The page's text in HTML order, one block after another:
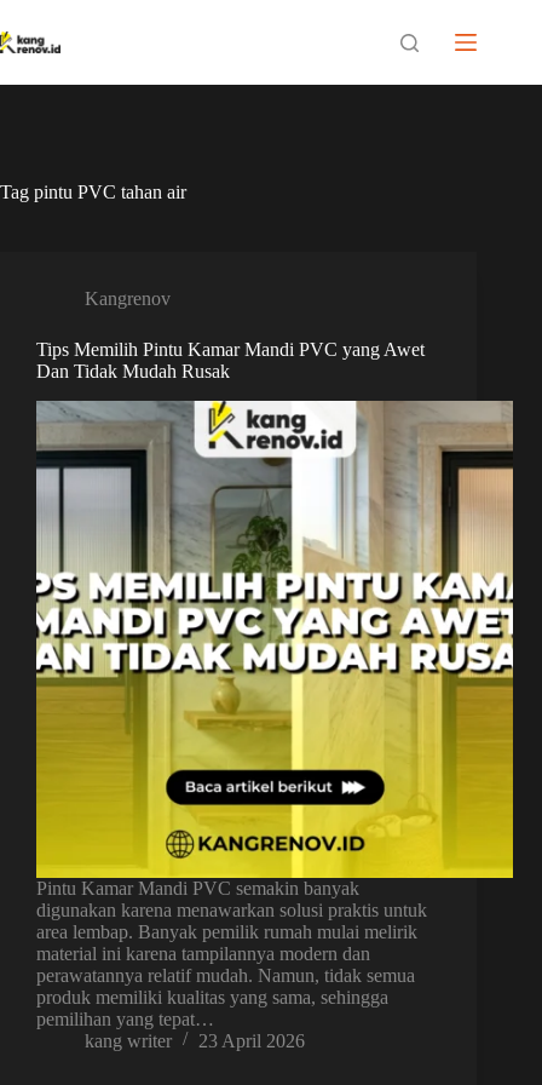
to
content
Tag pintu PVC tahan air
Kangrenov
Tips Memilih Pintu Kamar Mandi PVC yang Awet
Dan Tidak Mudah Rusak
Pintu Kamar Mandi PVC semakin banyak
digunakan karena menawarkan solusi praktis untuk
area lembap. Banyak pemilik rumah mulai melirik
material ini karena tampilannya modern dan
perawatannya relatif mudah. Namun, tidak semua
produk memiliki kualitas yang sama, sehingga
pemilihan yang tepat…
kang writer
23 April 2026